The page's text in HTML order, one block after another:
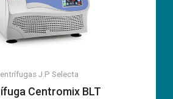
J.P Selecta
Centromix BLT